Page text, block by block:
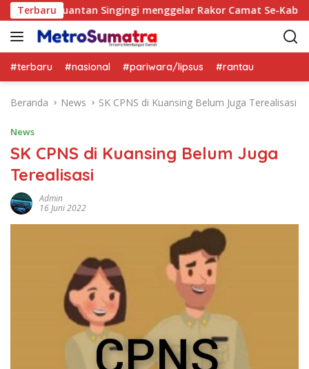
a
g
u
Terbaru
Kuantan Singingi menggelar Rakor Camat Se-Kabupaten
#terbaru #nasional #pariwara/lipsus #rantau
Beranda News SK CPNS di Kuansing Belum Juga Terealisasi
News
SK CPNS di Kuansing Belum Juga
Terealisasi
Admin
16 Juni 2022